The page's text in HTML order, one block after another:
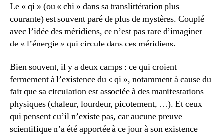
Le « qi » (ou « chi » dans sa translittération plus
courante) est souvent paré de plus de mystères. Couplé
avec l’idée des méridiens, ce n’est pas rare d’imaginer
de « l’énergie » qui circule dans ces méridiens.
Bien souvent, il y a deux camps : ce qui croient
fermement à l’existence du « qi », notamment à cause du
fait que sa circulation est associée à des manifestations
physiques (chaleur, lourdeur, picotement, …). Et ceux
qui pensent qu’il n’existe pas, car aucune preuve
scientifique n’a été apportée à ce jour à son existence